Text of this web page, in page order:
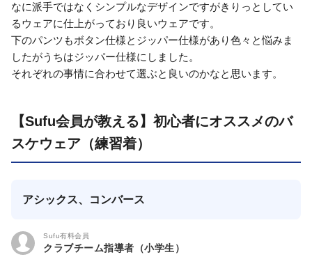
なに派手ではなくシンプルなデザインですがきりっとしてい
るウェアに仕上がっており良いウェアです。
下のパンツもボタン仕様とジッパー仕様があり色々と悩みま
したがうちはジッパー仕様にしました。
それぞれの事情に合わせて選ぶと良いのかなと思います。
【Sufu会員が教える】初心者にオススメのバ
スケウェア（練習着）
アシックス、コンバース
Sufu有料会員
クラブチーム指導者（小学生）